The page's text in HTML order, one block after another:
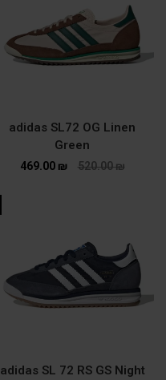
adidas SL72 OG Linen
Green
520.00₪
469.00 ₪
adidas SL 72 RS GS Night